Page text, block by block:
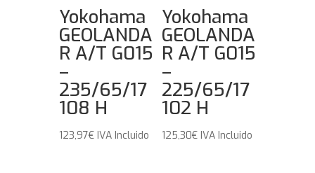
Yokohama
GEOLANDA
R A/T G015
–
235/65/17
108 H
123,97€ IVA Incluido
Yokohama
GEOLANDA
R A/T G015
–
225/65/17
102 H
125,30€ IVA Incluido